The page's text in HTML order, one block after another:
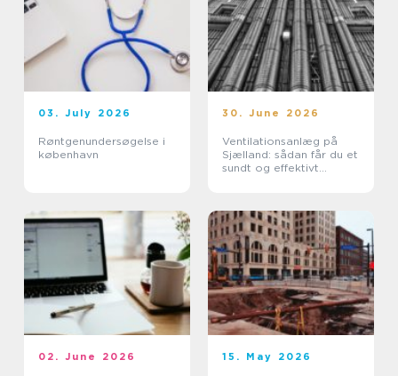
03. July 2026
Røntgenundersøgelse i
københavn
30. June 2026
Ventilationsanlæg på
Sjælland: sådan får du et
sundt og effektivt
02. June 2026 15. May 2026